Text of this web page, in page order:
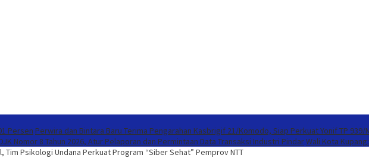
Persen Perwira dan Bintara Baru Terima Pengarahan Kasbrigif 21/Komodo, Siap Perkuat Yonif TP 939/
Nomor 8 Tahun 2026, Atur Pelaporan dan Permintaan Data Transaksi Industri PindarWali Kota
Tim Psikologi Undana Perkuat Program “Siber Sehat” Pemprov NTT